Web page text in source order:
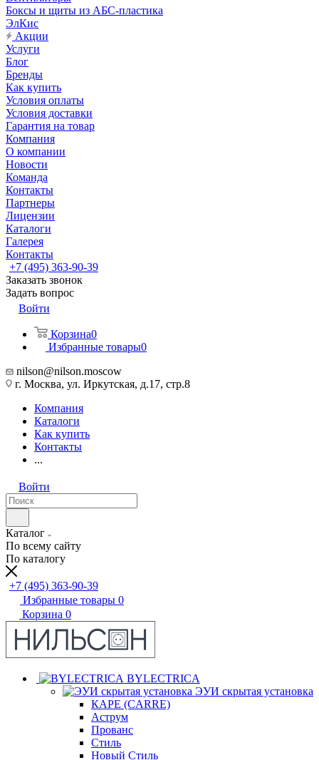
Боксы и щиты из АБС-пластика
ЭлКис
Акции
Услуги
Блог
Бренды
Как купить
Условия оплаты
Условия доставки
Гарантия на товар
Компания
О компании
Новости
Команда
Контакты
Партнеры
Лицензии
Каталоги
Галерея
Контакты
+7 (495) 363-90-39
Заказать звонок
Задать вопрос
Войти
Корзина0
Избранные товары0
nilson@nilson.moscow
г. Москва, ул. Иркутская, д.17, стр.8
Компания
Каталоги
Как купить
Контакты
...
Войти
Каталог
По всему сайту
По каталогу
+7 (495) 363-90-39
Избранные товары 0
Корзина 0
BYLECTRICA
ЭУИ скрытая установка
КАРЕ (CARRE)
Аструм
Прованс
Стиль
Новый Стиль